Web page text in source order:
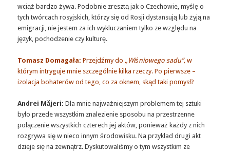
wciąż bardzo żywa. Podobnie zresztą jak o Czechowie, myślę o
tych twórcach rosyjskich, którzy się od Rosji dystansują lub żyją na
emigracji, nie jestem za ich wykluczaniem tylko ze względu na
język, pochodzenie czy kulturę.
Tomasz Domagała: Przejdźmy do „Wiśniowego sadu”, w
którym intryguje mnie szczególnie kilka rzeczy. Po pierwsze –
izolacja bohaterów od tego, co za oknem, skąd taki pomysł?
Andrei Măjeri: Dla mnie najważniejszym problemem tej sztuki
było przede wszystkim znalezienie sposobu na przestrzenne
połączenie wszystkich czterech jej aktów, ponieważ każdy z nich
rozgrywa się w nieco innym środowisku. Na przykład drugi akt
dzieje się na zewnątrz. Dyskutowaliśmy o tym wszystkim ze